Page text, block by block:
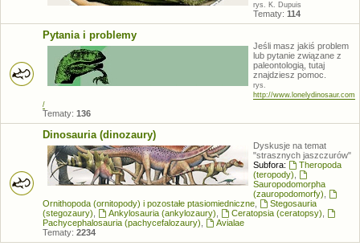
rys. K. Dupuis
Tematy: 114
Pytania i problemy
Jeśli masz jakiś problem
lub pytanie związane z
paleontologią, tutaj
znajdziesz pomoc.
rys.
http://www.lonelydinosaur.com
/
Tematy: 136
Dinosauria (dinozaury)
Dyskusje na temat
"strasznych jaszczurów"
Subfora:
Theropoda
(teropody)
Sauropodomorpha
(zauropodomorfy)
Ornithopoda (ornitopody) i pozostałe ptasiomiedniczne
Stegosauria
(stegozaury)
Ankylosauria (ankylozaury) Ceratopsia (ceratopsy)
Pachycephalosauria (pachycefalozaury)
Avialae
Tematy: 2234